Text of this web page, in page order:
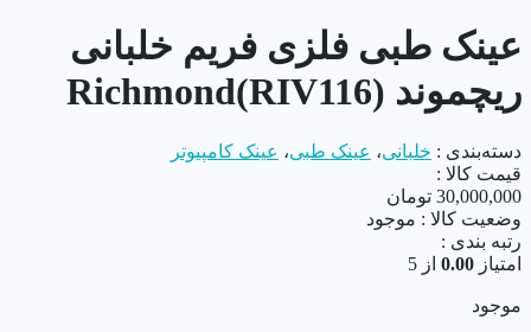
عینک طبی فلزی فریم خلبانی
ریچموند Richmond(RIV116)
دسته‌بندی : خلبانی، عینک طبی، عینک کامپیوتر
قیمت کالا :
30,000,000 تومان
وضعیت کالا : موجود
رتبه بندی :
امتیاز 0.00 از 5
موجود